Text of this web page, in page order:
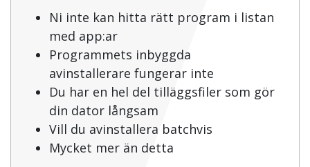
Ni inte kan hitta rätt program i listan
med app:ar
Programmets inbyggda
avinstallerare fungerar inte
Du har en hel del tilläggsfiler som gör
din dator långsam
Vill du avinstallera batchvis
Mycket mer än detta